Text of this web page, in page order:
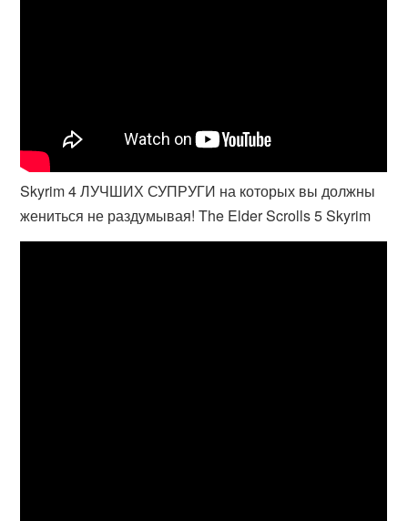
Skyrim 4 ЛУЧШИХ СУПРУГИ на которых вы должны
жениться не раздумывая! The Elder Scrolls 5 Skyrim